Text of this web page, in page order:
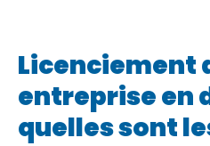
Licenciement
entreprise en
quelles sont